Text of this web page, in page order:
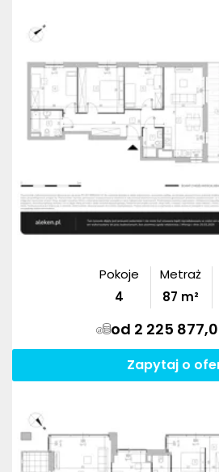
Pokoje
4
Metraż
87 m²
od 2 225
Zapytaj o